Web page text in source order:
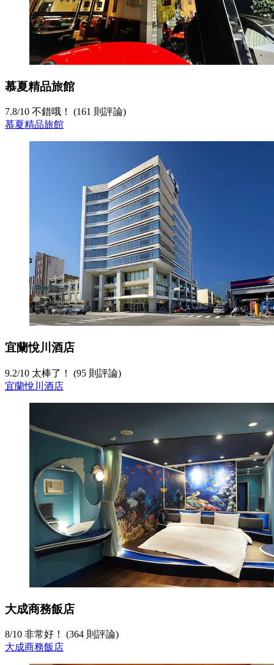
慕夏精品旅館
7.8/10 不錯哦！ (161 則評論)
慕夏精品旅館
宜蘭悅川酒店
9.2/10 太棒了！ (95 則評論)
宜蘭悅川酒店
大成商務飯店
8/10 非常好！ (364 則評論)
大成商務飯店